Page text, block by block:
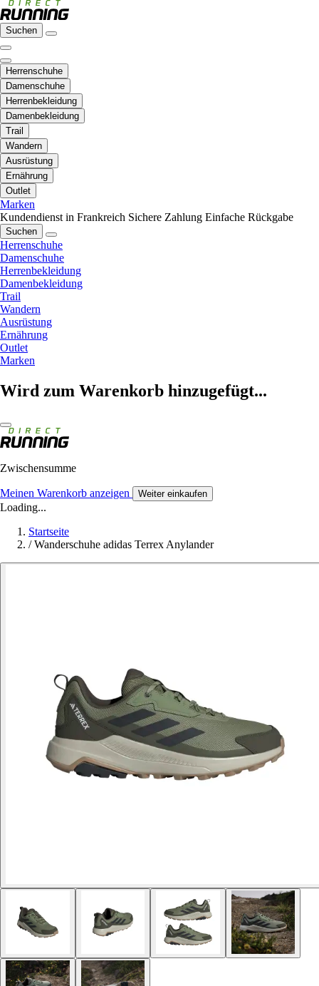
Suchen
Herrenschuhe
Damenschuhe
Herrenbekleidung
Damenbekleidung
Trail
Wandern
Ausrüstung
Ernährung
Outlet
Marken
Kundendienst in Frankreich Sichere Zahlung Einfache Rückgabe
Suchen
Herrenschuhe
Damenschuhe
Herrenbekleidung
Damenbekleidung
Trail
Wandern
Ausrüstung
Ernährung
Outlet
Marken
Wird zum Warenkorb hinzugefügt...
Zwischensumme
Meinen Warenkorb anzeigen Weiter einkaufen
Loading...
Startseite
/ Wanderschuhe adidas Terrex Anylander